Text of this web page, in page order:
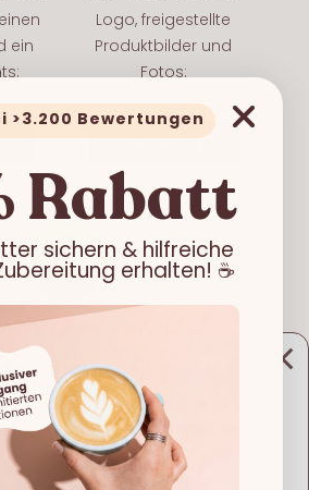
ein
Logo, freigestellte
Produktbilder und
Fotos:
ZUM ORDNER
ODER ANREGUNGEN?
dich gerne bei mir. 😊
mich von dir zu hören!
klara@loffee.info
is more preferred for you.
>3.200 Bewertungen
Rabatt
sichern & hilfreiche
erhalten! ☕️